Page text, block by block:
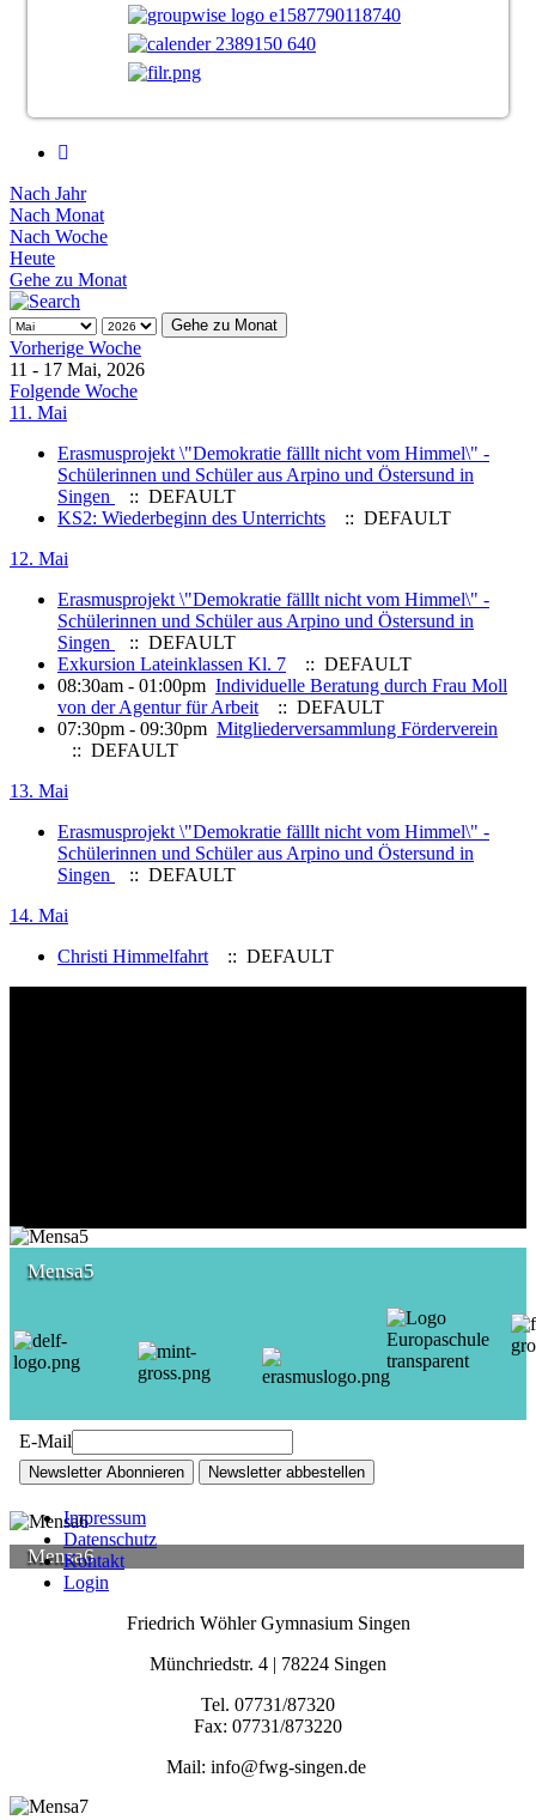
Nach Jahr
Nach Monat
Nach Woche
Heute
Gehe zu Monat
Gehe zu Monat
Vorherige Woche
11 - 17 Mai, 2026
Folgende Woche
11. Mai
Erasmusprojekt \"Demokratie fälllt nicht vom Himmel\" -
Schülerinnen und Schüler aus Arpino und Östersund in
Singen
:: DEFAULT
KS2: Wiederbeginn des Unterrichts
:: DEFAULT
12. Mai
Erasmusprojekt \"Demokratie fälllt nicht vom Himmel\" -
Schülerinnen und Schüler aus Arpino und Östersund in
Singen
:: DEFAULT
Exkursion Lateinklassen Kl. 7
:: DEFAULT
08:30am - 01:00pm Individuelle Beratung durch Frau Moll
von der Agentur für Arbeit
:: DEFAULT
07:30pm - 09:30pm Mitgliederversammlung Förderverein
:: DEFAULT
13. Mai
Erasmusprojekt \"Demokratie fälllt nicht vom Himmel\" -
Schülerinnen und Schüler aus Arpino und Östersund in
Singen
:: DEFAULT
14. Mai
Christi Himmelfahrt
:: DEFAULT
Mensa5
Mensa6
E-Mail
Newsletter Abonnieren Newsletter abbestellen
Impressum
Datenschutz
Kontakt
Login
Friedrich Wöhler Gymnasium Singen
Münchriedstr. 4 | 78224 Singen
Tel. 07731/87320
Fax: 07731/873220
Mail: info@fwg-singen.de